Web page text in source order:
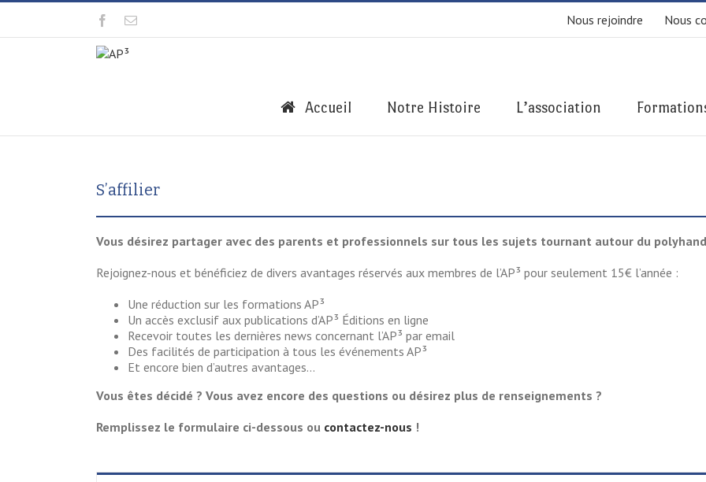
Nous rejoindre Nous
Accueil Notre Histoire L’association
S’affilier
Vous désirez partager avec des parents et professionnels sur tous les sujets tournant autour du
Rejoignez-nous et bénéficiez de divers avantages réservés aux membres de l’AP³ pour seulement 15€ l’année :
Une réduction sur les formations AP³
Un accès exclusif aux publications d’AP³ Éditions en ligne
Recevoir toutes les dernières news concernant l’AP³ par email
Des facilités de participation à tous les événements AP³
Et encore bien d’autres avantages…
Vous êtes décidé ? Vous avez encore des questions ou désirez plus de renseignements ?
Remplissez le formulaire ci-dessous ou contactez-nous !